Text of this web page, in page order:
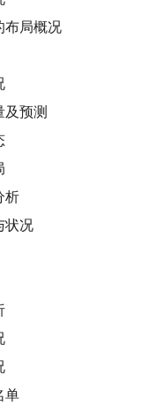
布局概况
及预测
析
状况
单